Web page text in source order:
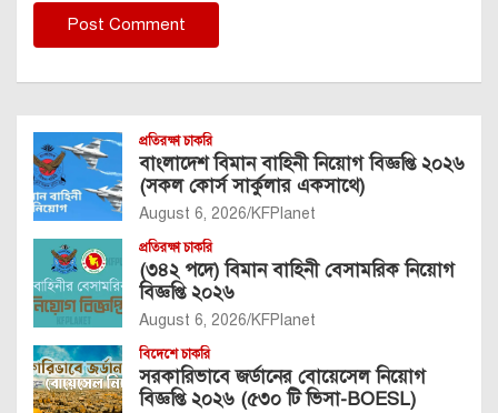
প্রতিরক্ষা চাকরি
বাংলাদেশ বিমান বাহিনী নিয়োগ বিজ্ঞপ্তি ২০২৬
(সকল কোর্স সার্কুলার একসাথে)
August 6, 2026 KFPlanet
প্রতিরক্ষা চাকরি
(৩৪২ পদে) বিমান বাহিনী বেসামরিক নিয়োগ
বিজ্ঞপ্তি ২০২৬
August 6, 2026 KFPlanet
বিদেশে চাকরি
সরকারিভাবে জর্ডানের বোয়েসেল নিয়োগ
বিজ্ঞপ্তি ২০২৬ (৫৩০ টি ভিসা-BOESL)